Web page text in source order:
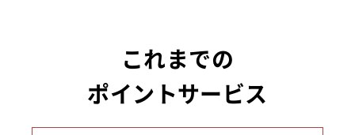
これまでの
ポイントサービス